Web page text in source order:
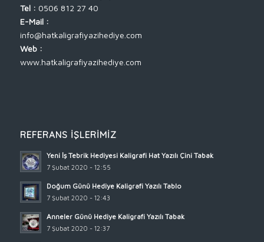
Tel : 0506 812 27 40
E-Mail :
info@hatkaligrafiyazihediye.com
Web :
www.hatkaligrafiyazihediye.com
REFERANS İŞLERIMIZ
Yeni İş Tebrik Hediyesi Kaligrafi Hat Yazılı Çini Tabak
7 Şubat 2020 - 12:55
Doğum Günü Hediye Kaligrafi Yazılı Tablo
7 Şubat 2020 - 12:43
Anneler Günü Hediye Kaligrafi Yazılı Tabak
7 Şubat 2020 - 12:37